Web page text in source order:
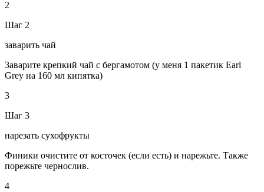
2
Шаг 2
заварить чай
Заварите крепкий чай с бергамотом (у меня 1 пакетик Earl
Grey на 160 мл кипятка)
3
Шаг 3
нарезать сухофрукты
Финики очистите от косточек (если есть) и нарежьте. Также
порежьте чернослив.
4